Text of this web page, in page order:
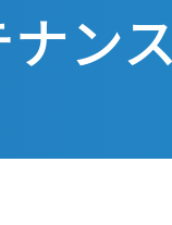
ン